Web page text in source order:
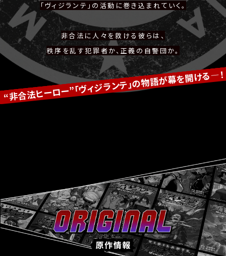
「ヴィジランテ」の活動に巻き込まれていく。
非合法に人々を救ける彼らは、
秩序を乱す犯罪者か、正義の自警団か。
“非合法ヒーロー”「ヴィジランテ」の物語が幕を開ける―！
O
R
I
G
原
作